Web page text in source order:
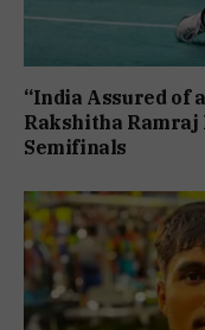
“India Assured of
Rakshitha Ramraj
Semifinals